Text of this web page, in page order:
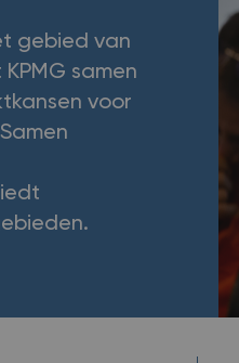
gebied van
samen
voor